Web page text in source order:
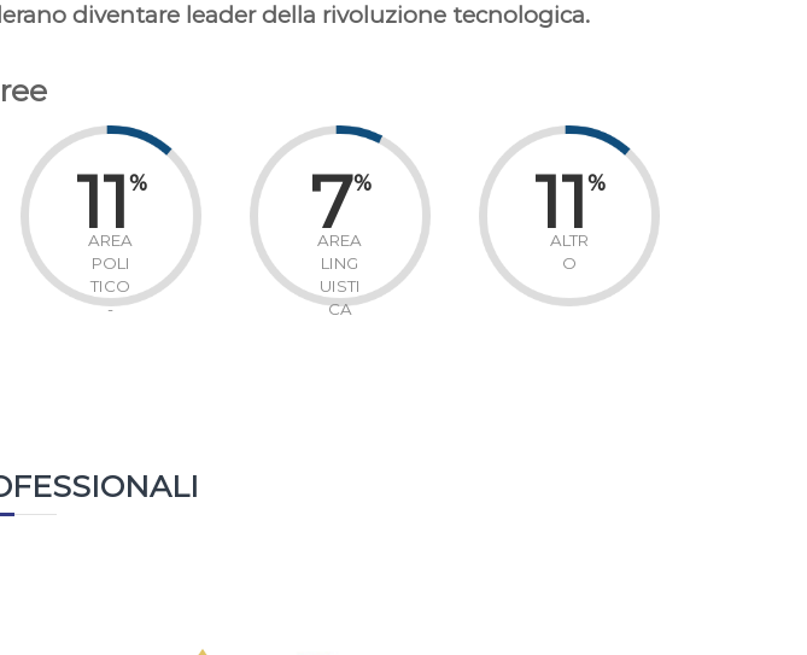
diventare leader della rivoluzione tecnologica.
11%
AREA
POLI
TICO
-
7%
AREA
LING
UISTI
CA
11%
ALTR
O